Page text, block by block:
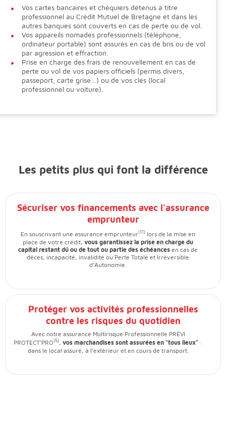
Vos cartes bancaires et chéquiers détenus à titre
professionnel au Crédit Mutuel de Bretagne et dans les
autres banques sont couverts en cas de perte ou de vol.
Vos appareils nomades professionnels (téléphone,
ordinateur portable) sont assurés en cas de bris ou de vol
par agression et effraction.
Prise en charge des frais de renouvellement en cas de
perte ou vol de vos papiers officiels (permis divers,
passeport, carte grise…) ou de vos clés (local
professionnel ou voiture).
Les petits plus qui font la différence
Sécuriser vos financements avec l'assurance
emprunteur
En souscrivant une assurance emprunteur(11) lors de la mise en
place de votre crédit, vous garantissez la prise en charge du
capital restant dû ou de tout ou partie des échéances en cas de
décès, incapacité, invalidité ou Perte Totale et Irréversible
d’Autonomie.
Protéger vos activités professionnelles
contre les risques du quotidien
Avec notre assurance Multirisque Professionnelle PRÉVI
PROTECT'PRO(5), vos marchandises sont assurées en "tous lieux" :
dans le local assuré, à l’extérieur et en cours de transport.